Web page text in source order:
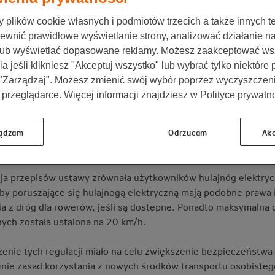
hulajnogą elektryczną po ulicy jest
się po jezdni, ścieżkach rowerowych i
elektryczna a prawo drogowe
2021 roku hulajnoga elektryczna została oficjalnie
pojazdu. Zgodnie ze znowelizowaną ustawą z dnia
elektrycznie, dwuosiowy, z kierownicą, bez siedzenia i
przez kierującego znajdującego się na tym pojeździe”
1.
przepisów ustawy zrównała użytkowników hulajnóg
poruszające się hulajnogą elektryczną mają podobne
z dróg dla rowerów, jeśli są dostępne. Ponadto
została ustalona na 20 km/h.
tych regulacji miało na celu zwiększenie
zasad korzystania z nowych środków transportu
plików cookie własnych i podmiotów trzecich a także innych
prawidłowe wyświetlanie strony, analizować działanie
wyświetlać dopasowane reklamy. Możesz zaakceptować
jeśli klikniesz "Akceptuj wszystko" lub wybrać tylko niektóre
Możesz zmienić swój wybór poprzez
Więcej informacji znajdziesz w Polityce
Odrzucam